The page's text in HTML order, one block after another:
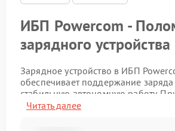
ИБП Powercom -
зарядного устройства
Зарядное устройство в ИБП
обеспечивает поддержание заряда
стабильную автономную работу.
батарея не восполняет емкость,
Читать далее